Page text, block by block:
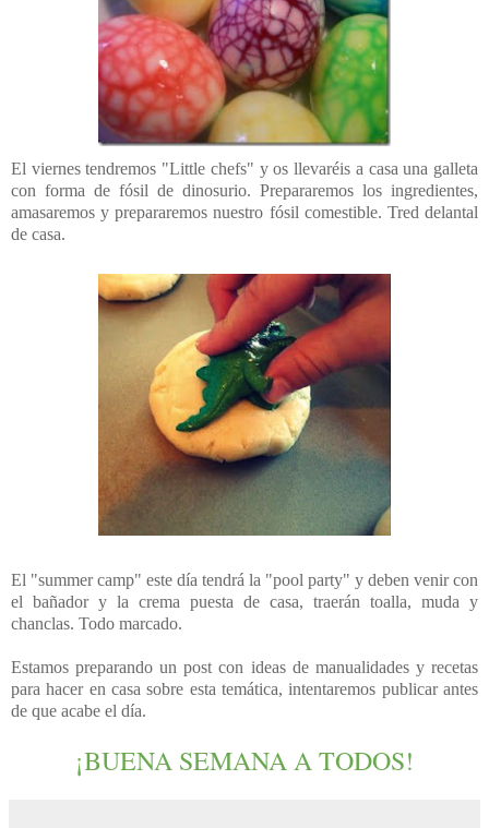
El viernes tendremos "Little chefs" y os llevaréis a casa una galleta
con forma de fósil de dinosurio. Prepararemos los ingredientes,
amasaremos y prepararemos nuestro fósil comestible. Tred delantal
de casa.
El "summer camp" este día tendrá la "pool party" y deben venir con
el bañador y la crema puesta de casa, traerán toalla, muda y
chanclas. Todo marcado.
Estamos preparando un post con ideas de manualidades y recetas
para hacer en casa sobre esta temática, intentaremos publicar antes
de que acabe el día.
¡BUENA SEMANA A TODOS!